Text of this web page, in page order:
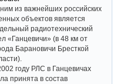
из важнейших российских
объектов является
радиотехнический
«Ганцевичи» (в 48 км от
Барановичи Бресткой
году РЛС в Ганцевичах
принята в состав